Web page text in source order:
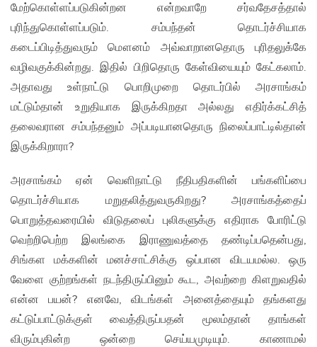
மேற்கொள்ளப்படுகின்றன என்றவாறே சர்வதேசத்தால்
புரிந்துகொள்ளப்படும். சம்பந்தன் தொடர்ச்சியாக
கடைப்பிடித்துவரும் மௌனம் அவ்வாறானதொரு புரிதலுக்கே
வழிவகுக்கின்றது. இதில் பிறிதொரு கேள்வியையும் கேட்கலாம்.
அதாவது உள்நாட்டு பொறிமுறை தொடர்பில் அரசாங்கம்
மட்டும்தான் உறுதியாக இருக்கிறதா அல்லது எதிர்க்கட்சித்
தலைவரான சம்பந்தனும் அப்படியானதொரு நிலைப்பாட்டில்தான்
இருக்கிறாரா?
அரசாங்கம் ஏன் வெளிநாட்டு நீதிபதிகளின் பங்களிப்பை
தொடர்ச்சியாக மறுதலித்துவருகிறது? அரசாங்கத்தைப்
பொறுத்தவரையில் விடுதலைப் புலிகளுக்கு எதிராக போரிட்டு
வெற்றிபெற்ற இலங்கை இராணுவத்தை தண்டிப்பதென்பது,
சிங்கள மக்களின் மனச்சாட்சிக்கு ஒப்பான விடயமல்ல. ஒரு
வேளை குற்றங்கள் நடந்திருப்பினும் கூட, அவற்றை கிளறுவதில்
என்ன பயன்? எனவே, விடங்கள் அனைத்தையும் தங்களது
கட்டுப்பாட்டுக்குள் வைத்திருப்பதன் மூலம்தான் தாங்கள்
விரும்புகின்ற ஒன்றை செய்யமுடியும். காணாமல்